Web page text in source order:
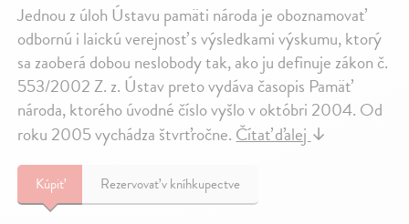
Jednou z úloh Ústavu pamäti národa je oboznamovať
odbornú i laickú verejnosť s výsledkami výskumu, ktorý
sa zaoberá dobou neslobody tak, ako ju definuje zákon č.
553/2002 Z. z. Ústav preto vydáva časopis Pamäť
národa, ktorého úvodné číslo vyšlo v októbri 2004. Od
roku 2005 vychádza štvrťročne. Čítať ďalej ↓
Kúpiť Rezervovať v kníhkupectve